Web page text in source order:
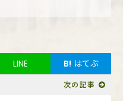
LINE B! はてぶ
次の記事